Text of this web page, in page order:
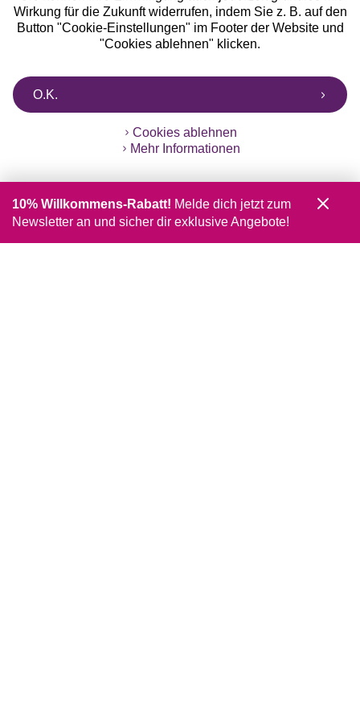
Wirkung für die Zukunft widerrufen, indem Sie z. B. auf den
Button "Cookie-Einstellungen" im Footer der Website und
"Cookies ablehnen" klicken.
O.K.
Cookies ablehnen
Mehr Informationen
10% Willkommens-Rabatt! Melde dich jetzt zum
Newsletter an und sicher dir exklusive Angebote!